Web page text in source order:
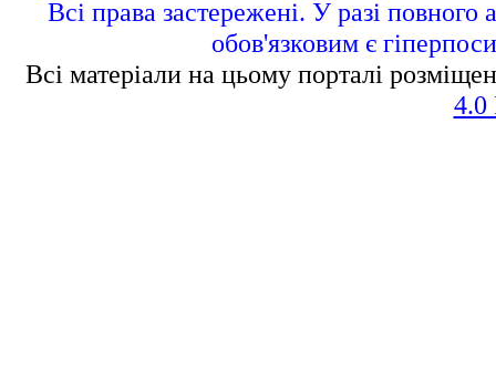
Всі права застережені. У разі повного
обов'язковим є
Всі матеріали на цьому порталі
4.0